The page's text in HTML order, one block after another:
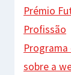
Prémio
Profissão
sobre a